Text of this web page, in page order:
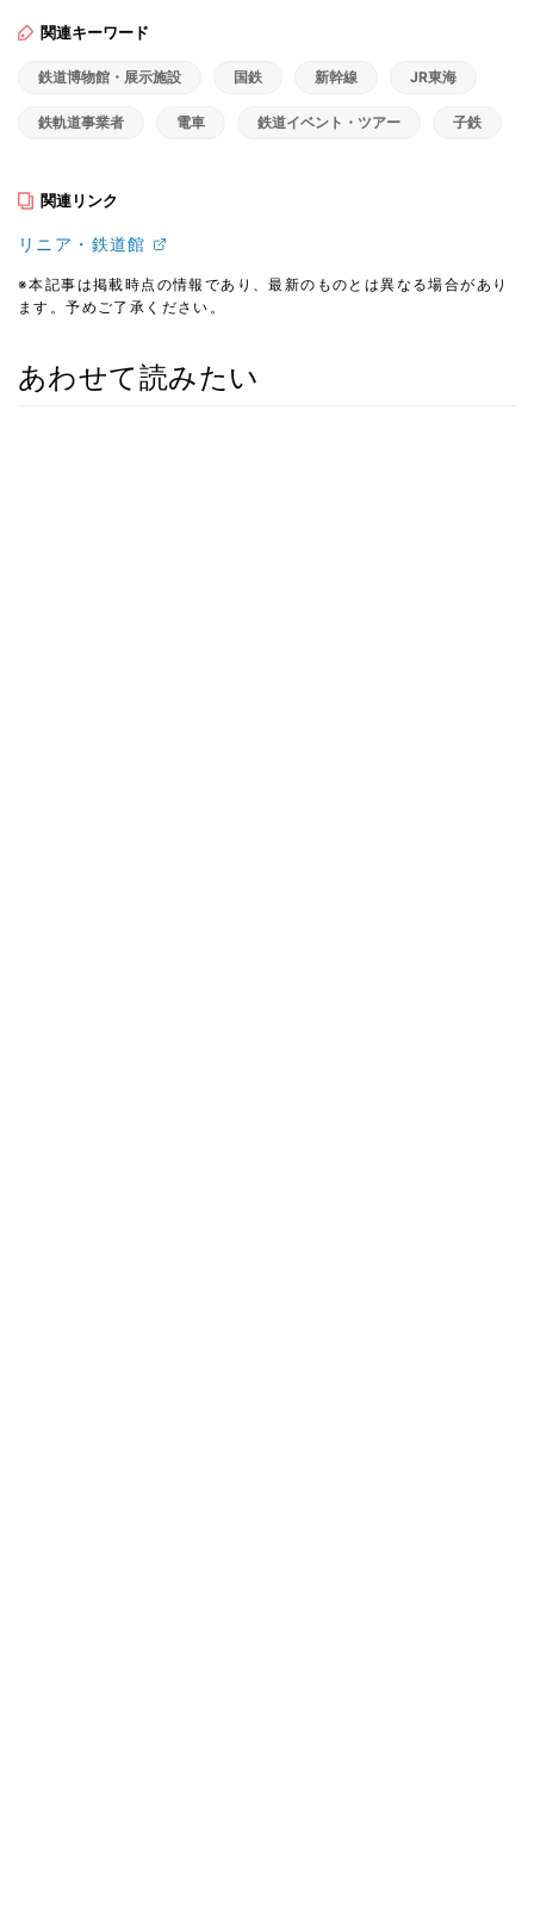
関連キーワード
鉄道博物館・展示施設 国鉄 新幹線 JR東海
鉄軌道事業者 電車 鉄道イベント・ツアー 子鉄
関連リンク
リニア・鉄道館
※本記事は掲載時点の情報であり、最新のものとは異なる場合があり
ます。予めご了承ください。
あわせて読みたい